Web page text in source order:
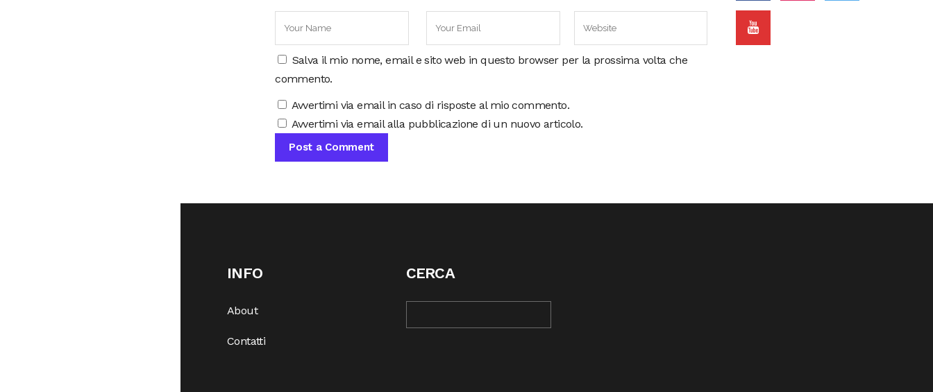
Salva il mio nome, email e sito web in questo browser per la prossima volta che
commento.
Avvertimi via email in caso di risposte al mio commento.
Avvertimi via email alla pubblicazione di un nuovo articolo.
INFO
About
Contatti
CERCA